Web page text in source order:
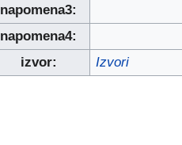
napomena3:
napomena4:
izvor:
Izvori